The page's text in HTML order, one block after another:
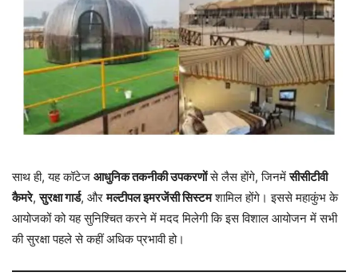
साथ ही, यह कॉटेज आधुनिक तकनीकी उपकरणोंसे लैस होंगे, जिनमेंसीसीटीवी
कैमरे,सुरक्षा गार्ड, औरमल्टीपल इमरजेंसी सिस्टमशामिल होंगे। इससे महाकुंभ के
आयोजकों को यह सुनिश्चित करने में मदद मिलेगी कि इस विशाल आयोजन में सभी
की सुरक्षा पहले से कहीं अधिक प्रभावी हो।